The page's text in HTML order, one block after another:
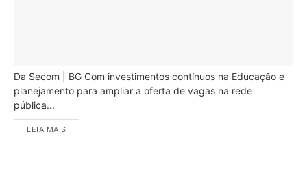
Da Secom | BG Com investimentos contínuos na Educação e
planejamento para ampliar a oferta de vagas na rede
pública...
LEIA MAIS